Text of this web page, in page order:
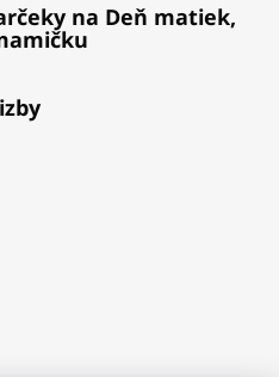
na Deň matiek,